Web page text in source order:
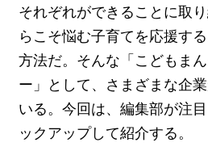
それぞれができることに取
らこそ悩む子育てを応援す
方法だ。そんな「こどもま
ー」として、さまざまな企
いる。今回は、編集部が注
ックアップして紹介する。